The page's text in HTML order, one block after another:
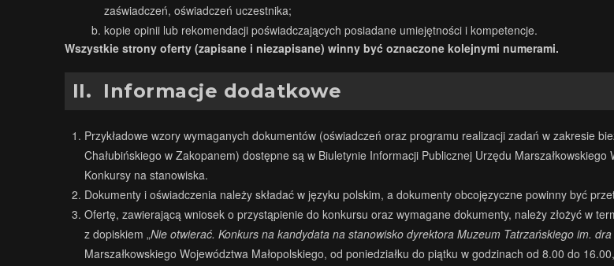
zaświadczeń, oświadczeń uczestnika;
kopie opinii lub rekomendacji poświadczających posiadane umiejętności i kompetencje.
Wszystkie strony oferty (zapisane i niezapisane) winny być oznaczone kolejnymi numerami.
II. Informacje dodatkowe
Przykładowe wzory wymaganych dokumentów (oświadczeń oraz programu realizacji zadań w zakresie
Chałubińskiego w Zakopanem) dostępne są w Biuletynie Informacji Publicznej Urzędu
Konkursy na stanowiska.
Dokumenty i oświadczenia należy składać w języku polskim, a dokumenty obcojęzyczne powinny być
Ofertę, zawierającą wniosek o przystąpienie do konkursu oraz wymagane dokumenty, należy złożyć w
z dopiskiem „Nie otwierać. Konkurs na kandydata na stanowisko dyrektora Muzeum Tatrzańskiego im.
Marszałkowskiego Województwa Małopolskiego, od poniedziałku do piątku w godzinach od 8.00 do